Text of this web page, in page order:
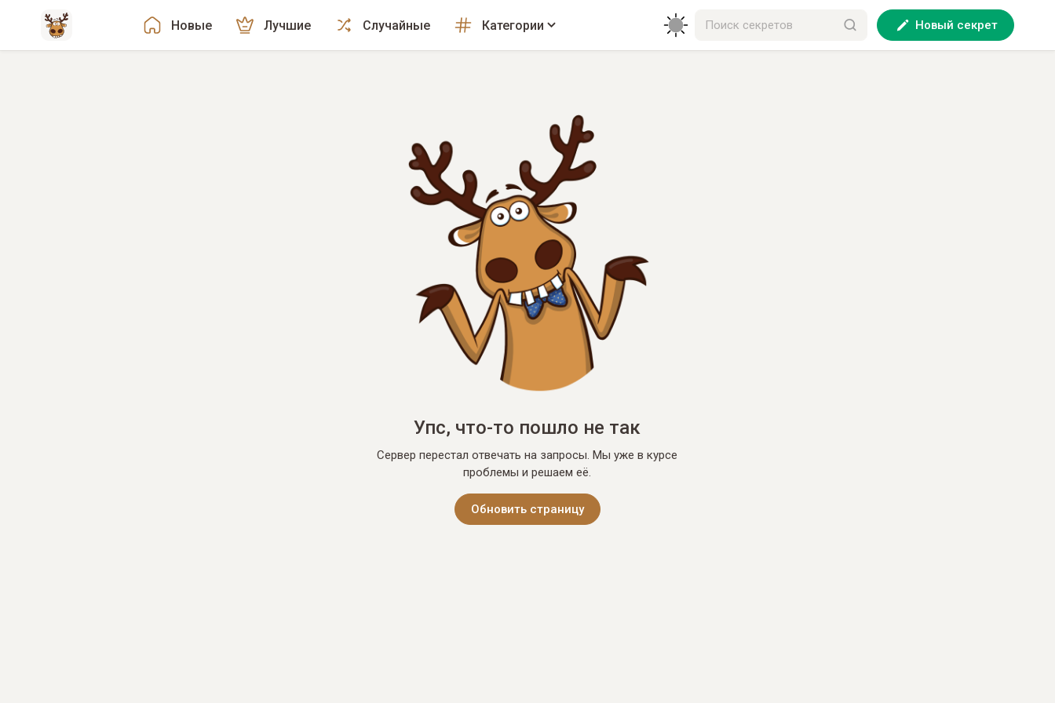
Новые Лучшие Случайные Категории Новый секрет
Упс, что-то пошло не так
Сервер перестал отвечать на запросы. Мы уже в курсе
проблемы и решаем её.
Обновить страницу